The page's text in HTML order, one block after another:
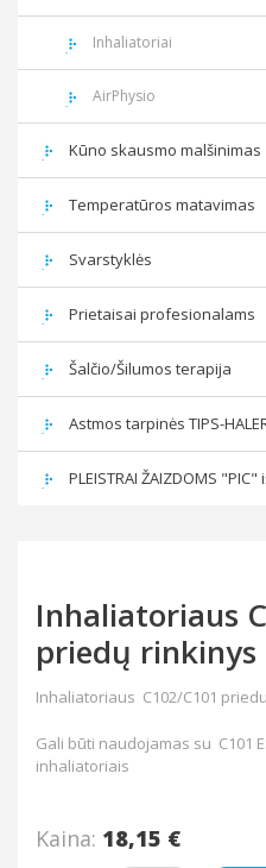
Inhaliatoriai
AirPhysio
Kūno skausmo malšinimas
Temperatūros matavimas
Svarstyklės
Prietaisai profesionalams
Šalčio/Šilumos terapija
Astmos tarpinės TIPS-
PLEISTRAI ŽAIZDOMS "PIC"
Inhaliatoriaus
priedų rinkinys
Inhaliatoriaus C102/C101
Gali būti naudojamas su C101
inhaliatoriais
Kaina: 18,15 €